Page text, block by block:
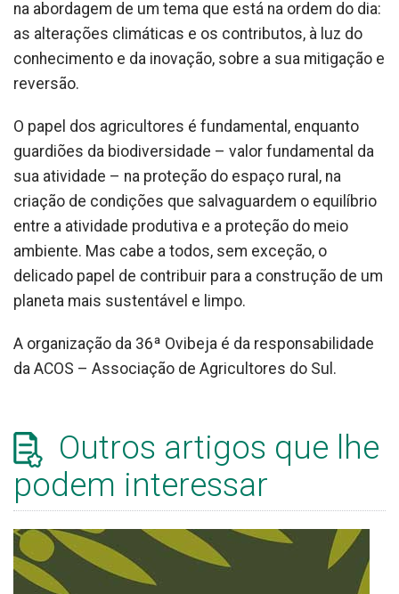
na abordagem de um tema que está na ordem do dia:
as alterações climáticas e os contributos, à luz do
conhecimento e da inovação, sobre a sua mitigação e
reversão.
O papel dos agricultores é fundamental, enquanto
guardiões da biodiversidade – valor fundamental da
sua atividade – na proteção do espaço rural, na
criação de condições que salvaguardem o equilíbrio
entre a atividade produtiva e a proteção do meio
ambiente. Mas cabe a todos, sem exceção, o
delicado papel de contribuir para a construção de um
planeta mais sustentável e limpo.
A organização da 36ª Ovibeja é da responsabilidade
da ACOS – Associação de Agricultores do Sul.
Outros artigos que lhe
podem interessar